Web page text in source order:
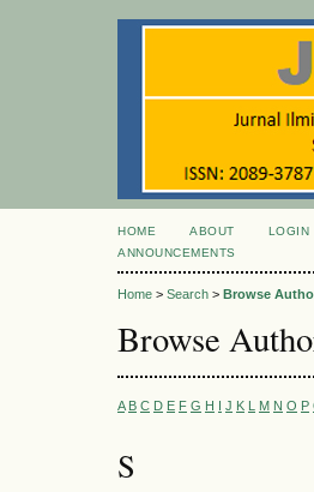
HOME ABOUT LOGIN
ANNOUNCEMENTS
Home > Search > Browse
Browse
A B C D E F G H I J K L M N O P
S